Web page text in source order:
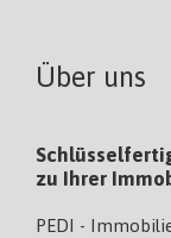
Über uns
zu Ihrer
PEDI -